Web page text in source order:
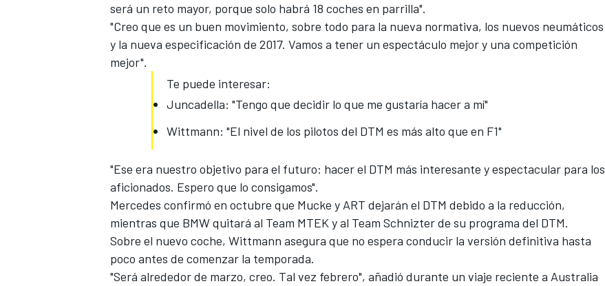
será un reto mayor, porque solo habrá 18 coches en parrilla".
"Creo que es un buen movimiento, sobre todo para la nueva normativa, los nuevos neumáticos
y la nueva especificación de 2017. Vamos a tener un espectáculo mejor y una competición
mejor".
Te puede interesar:
Juncadella: "Tengo que decidir lo que me gustaría hacer a mí"
Wittmann: "El nivel de los pilotos del DTM es más alto que en F1"
"Ese era nuestro objetivo para el futuro: hacer el DTM más interesante y espectacular para los
aficionados. Espero que lo consigamos".
Mercedes confirmó en octubre que Mucke y ART dejarán el DTM debido a la reducción,
mientras que BMWquitará al Team MTEK y al Team Schnizter de su programa del DTM.
Sobre el nuevo coche, Wittmann asegura que no espera conducir la versión definitiva hasta
poco antes de comenzar la temporada.
"Será alrededor de marzo, creo. Tal vez febrero", añadió durante un viaje reciente a Australia